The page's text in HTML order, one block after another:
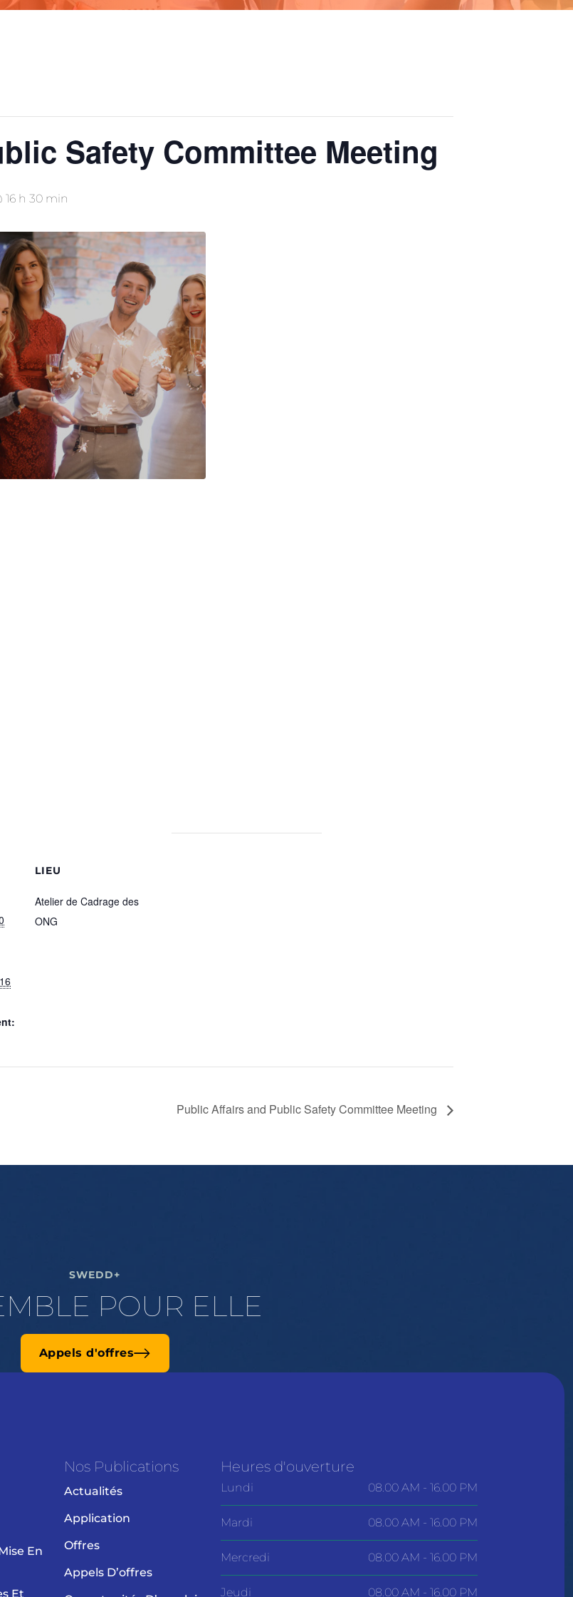
Safety Committee Meeting
16 h 30 min
LIEU
Atelier de Cadrage des
ONG
Public Affairs and Public Safety Committee Meeting
SWEDD+
POUR ELLE
Appels d'offres
En
Et
Nos Publications
Actualités
Application
Offres
Appels D’offres
Heures d'ouverture
Lundi 08.00 AM - 16.00 PM
Mardi 08.00 AM - 16.00 PM
Mercredi 08.00 AM - 16.00 PM
Jeudi 08.00 AM - 16.00 PM